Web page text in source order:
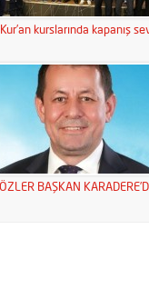
kurslarında kapanış
BAŞKAN